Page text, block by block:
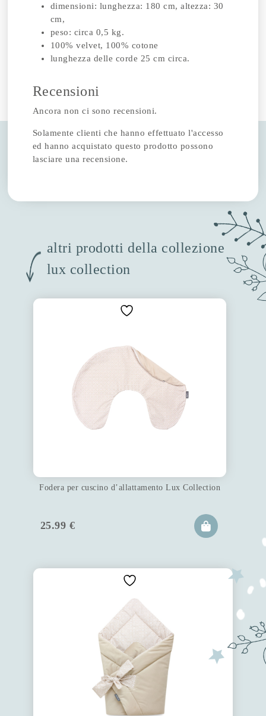
dimensioni: lunghezza: 180 cm, altezza: 30
cm,
peso: circa 0,5 kg.
100% velvet, 100% cotone
lunghezza delle corde 25 cm circa.
Recensioni
Ancora non ci sono recensioni.
Solamente clienti che hanno effettuato l'accesso
ed hanno acquistato questo prodotto possono
lasciare una recensione.
altri prodotti della collezione
lux collection
Fodera per cuscino d’allattamento Lux Collection
25.99 €